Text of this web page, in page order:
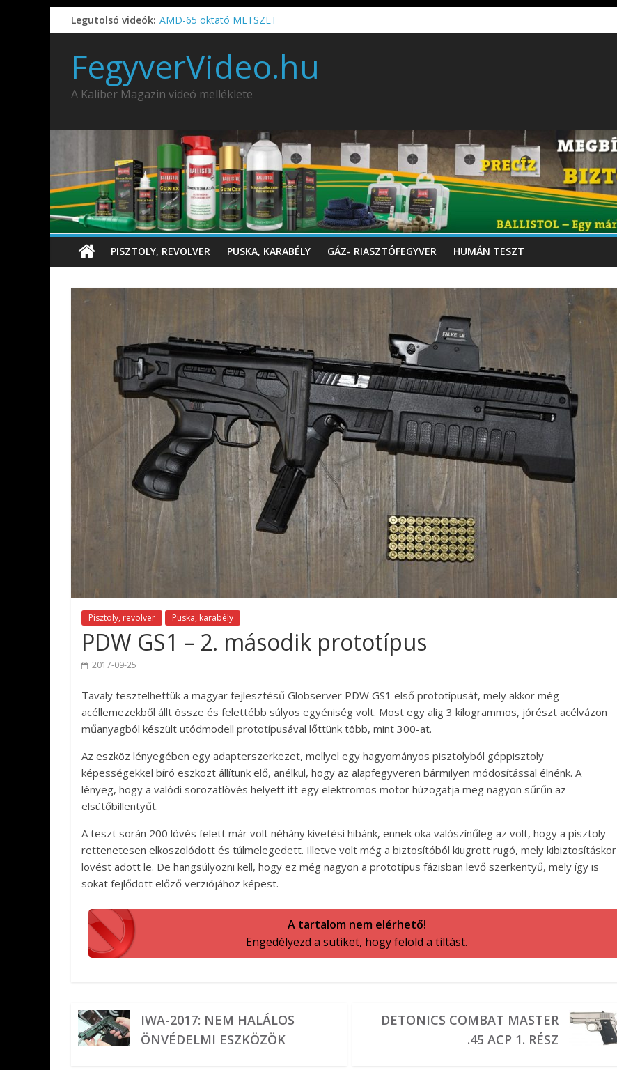
Legutolsó videók: AMD-65 oktató METSZET
Umarex TPX50 .50 paintball/pepperball/traumatikus marker
IDÉN IS INDUL: Fegyvertervező- és gyártó szakmérnöki, illetve szakspecialista képzés!!!
IWA2026 – Puskák 1. rész
Ardesa Patriot “FAPADOS” .45 elöltöltő perkussziós pisztoly
FegyverVideo.hu
A Kaliber Magazin videó melléklete
PISZTOLY, REVOLVER PUSKA, KARABÉLY GÁZ- RIASZTÓFEGYVER HUMÁN TESZT
Pisztoly, revolver Puska, karabély
PDW GS1 – 2. második prototípus
2017-09-25
Tavaly tesztelhettük a magyar fejlesztésű Globserver PDW GS1 első prototípusát, mely akkor még
acéllemezekből állt össze és felettébb súlyos egyéniség volt. Most egy alig 3 kilogrammos, jórészt acélvázon
műanyagból készült utódmodell prototípusával lőttünk több, mint 300-at.
Az eszköz lényegében egy adapterszerkezet, mellyel egy hagyományos pisztolyból géppisztoly
képességekkel bíró eszközt állítunk elő, anélkül, hogy az alapfegyveren bármilyen módosítással élnénk. A
lényeg, hogy a valódi sorozatlövés helyett itt egy elektromos motor húzogatja meg nagyon sűrűn az
elsütőbillentyűt.
A teszt során 200 lövés felett már volt néhány kivetési hibánk, ennek oka valószínűleg az volt, hogy a pisztoly
rettenetesen elkoszolódott és túlmelegedett. Illetve volt még a biztosítóból kiugrott rugó, mely kibiztosításkor
lövést adott le. De hangsúlyozni kell, hogy ez még nagyon a prototípus fázisban levő szerkentyű, mely így is
sokat fejlődött előző verziójához képest.
A tartalom nem elérhető!
Engedélyezd a sütiket, hogy felold a tiltást.
IWA-2017: NEM HALÁLOS
ÖNVÉDELMI ESZKÖZÖK
DETONICS COMBAT MASTER
.45 ACP 1. RÉSZ